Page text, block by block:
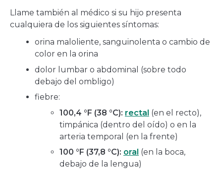
Llame también al médico si su hijo presenta
cualquiera de los siguientes síntomas:
orina maloliente, sanguinolenta o cambio de
color en la orina
dolor lumbar o abdominal (sobre todo
debajo del ombligo)
fiebre:
100,4 °F (38 °C): rectal (en el recto),
timpánica (dentro del oído) o en la
arteria temporal (en la frente)
100 °F (37,8 °C): oral (en la boca,
debajo de la lengua)